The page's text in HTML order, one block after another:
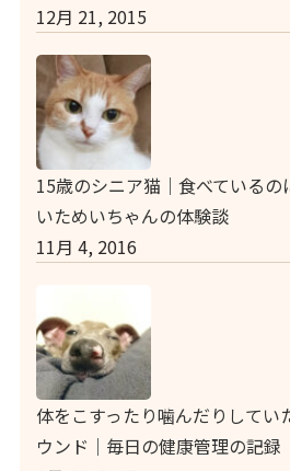
12月 21, 2015
15歳のシニア猫｜食べているの
いためいちゃんの体験談
11月 4, 2016
体をこすったり噛んだりしてい
ウンド｜毎日の健康管理の記録